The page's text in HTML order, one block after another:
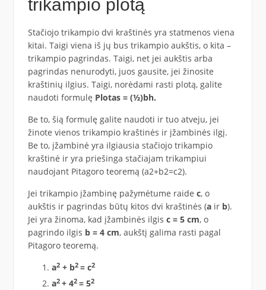
trikampio plotą
Stačiojo trikampio dvi kraštinės yra statmenos viena
kitai. Taigi viena iš jų bus trikampio aukštis, o kita –
trikampio pagrindas. Taigi, net jei aukštis arba
pagrindas nenurodyti, juos gausite, jei žinosite
kraštinių ilgius. Taigi, norėdami rasti plotą, galite
naudoti formulę Plotas = (½)bh.
Be to, šią formulę galite naudoti ir tuo atveju, jei
žinote vienos trikampio kraštinės ir įžambinės ilgį.
Be to, įžambinė yra ilgiausia stačiojo trikampio
kraštinė ir yra priešinga stačiajam trikampiui
naudojant Pitagoro teoremą (a2+b2=c2).
Jei trikampio įžambinę pažymėtume raide c, o
aukštis ir pagrindas būtų kitos dvi kraštinės (a irb).
Jei yra žinoma, kad įžambinės ilgis c = 5 cm, o
pagrindo ilgis b = 4 cm, aukštį galima rasti pagal
Pitagoro teoremą.
a2 + b2 = c2
a2 + 42 = 52